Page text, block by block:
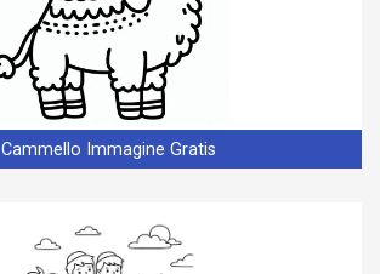
Cammello Immagine Gratis